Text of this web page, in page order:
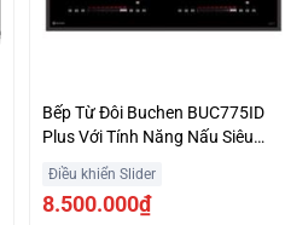
Bếp Từ Đôi Buchen BUC775ID
Plus Với Tính Năng Nấu Siêu
Điều khiển Slider
8.500.000₫